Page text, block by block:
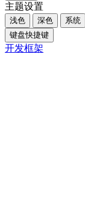
主题设置
浅色 深色
系统
键盘快捷键
开发框架